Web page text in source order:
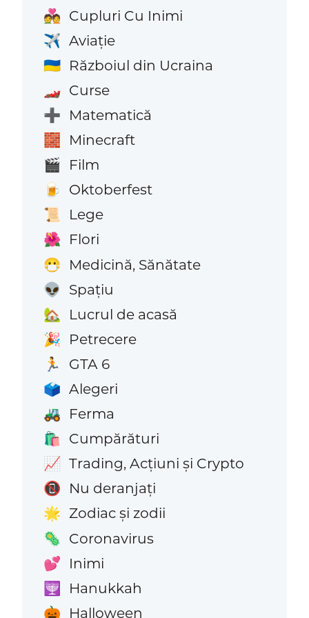
💑 Cupluri Cu Inimi
✈️ Aviaţie
🇺🇦 Războiul din Ucraina
🏎️ Curse
➕ Matematică
🧱 Minecraft
🎬 Film
🍺 Oktoberfest
📜 Lege
🌺 Flori
😷 Medicină, Sănătate
👽 Spațiu
🏡 Lucrul de acasă
🎉 Petrecere
🏃 GTA 6
🗳️ Alegeri
🚜 Ferma
🛍️ Cumpărături
📈 Trading, Acțiuni și Crypto
📵 Nu deranjați
🌟 Zodiac și zodii
🦠 Coronavirus
💕 Inimi
🕎 Hanukkah
🎃 Halloween